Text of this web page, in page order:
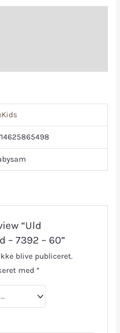
“Uld
– 7392 – 60”
blive publiceret.
med *